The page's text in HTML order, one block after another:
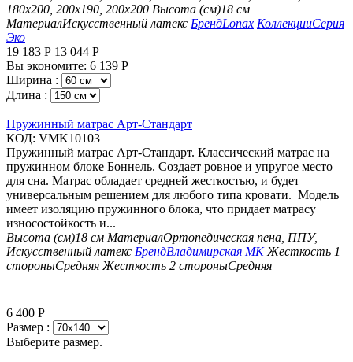
180х200, 200х190, 200х200 Высота (см)18 см
МатериалИскусственный латекс БрендLonax КоллекцииСерия
Эко
19 183 Р 13 044 Р
Вы экономите: 6 139 Р
Ширина :
Длина :
Пружинный матрас Арт-Стандарт
КОД: VMK10103
Пружинный матрас Арт-Стандарт. Классический матрас на
пружинном блоке Боннель. Создает ровное и упругое место
для сна. Матрас обладает средней жесткостью, и будет
универсальным решением для любого типа кровати. Модель
имеет изоляцию пружинного блока, что придает матрасу
износостойкость и...
Высота (см)18 см МатериалОртопедическая пена, ППУ,
Искусственный латекс БрендВладимирская МК Жесткость 1
стороныСредняя Жесткость 2 стороныСредняя
6 400 Р
Размер :
Выберите размер.